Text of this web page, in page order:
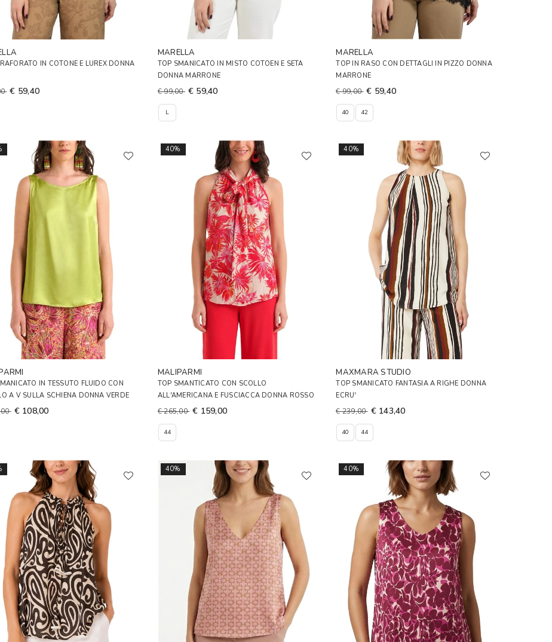
IN COTONE E LUREX DONNA
€ 59,40
MARELLA
TOP SMANICATO IN MISTO COTOEN E SETA
DONNA MARRONE
€ 99,00 € 59,40
L
MARELLA
TOP IN RASO CON DETTAGLI IN PIZZO DONNA
MARRONE
€ 99,00 € 59,40
40 42
IN TESSUTO FLUIDO CON
A V SULLA SCHIENA DONNA VERDE
€ 108,00
40%
MALIPARMI
TOP SMANTICATO CON SCOLLO
ALL'AMERICANA E FUSCIACCA DONNA ROSSO
€ 265,00 € 159,00
44
40%
MAXMARA STUDIO
TOP SMANICATO FANTASIA A RIGHE DONNA
ECRU'
€ 239,00 € 143,40
40 44
40% 40%